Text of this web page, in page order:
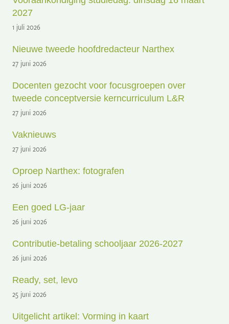
2027
1 juli 2026
Nieuwe tweede hoofdredacteur Narthex
27 juni 2026
Docenten gezocht voor focusgroepen over
tweede conceptversie kerncurriculum L&R
27 juni 2026
Vaknieuws
27 juni 2026
Oproep Narthex: fotografen
26 juni 2026
Een goed LG-jaar
26 juni 2026
Contributie-betaling schooljaar 2026-2027
26 juni 2026
Ready, set, levo
25 juni 2026
Uitgelicht artikel: Vorming in kaart